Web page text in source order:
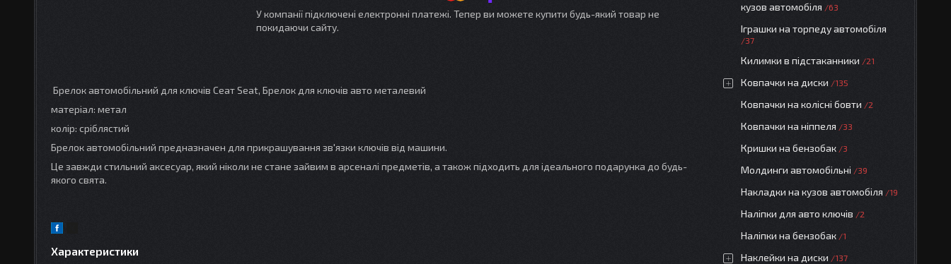
У компанії підключені електронні платежі. Тепер ви можете купити будь-який товар не
покидаючи сайту.
Брелок автомобільний для ключів Сеат Seat, Брелок для ключів авто металевий
матеріал: метал
колір: сріблястий
Брелок автомобільний предназначен для прикрашування зв'язки ключів від машини.
Це завжди стильний аксесуар, який ніколи не стане зайвим в арсеналі предметів, а також підходить для ідеального подарунка до будь-
якого свята.
Характеристики
кузов автомобіля
63
Іграшки на торпеду автомобіля
37
Килимки в підстаканники 21
Ковпачки на диски 135
Ковпачки на колісні бовти 2
Ковпачки на ніппеля 33
Кришки на бензобак 3
Молдинги автомобільні 39
Накладки на кузов автомобіля 19
Наліпки для авто ключів 2
Наліпки на бензобак 1
Наклейки на диски 137